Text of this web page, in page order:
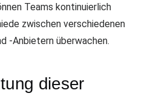
Teams kontinuierlich
zwischen verschiedenen
-Anbietern überwachen.
dieser